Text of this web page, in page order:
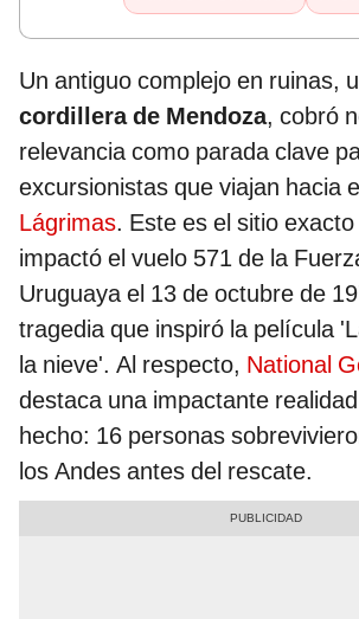
Un antiguo complejo en ruinas,
cordillera de Mendoza, cobró
relevancia como parada clave
excursionistas que viajan hacia
Lágrimas. Este es el sitio
impactó el vuelo 571 de la
Uruguaya el 13 de octubre de
tragedia que inspiró la película
la nieve'. Al respecto, National
destaca una impactante
hecho: 16 personas
los Andes antes del rescate.